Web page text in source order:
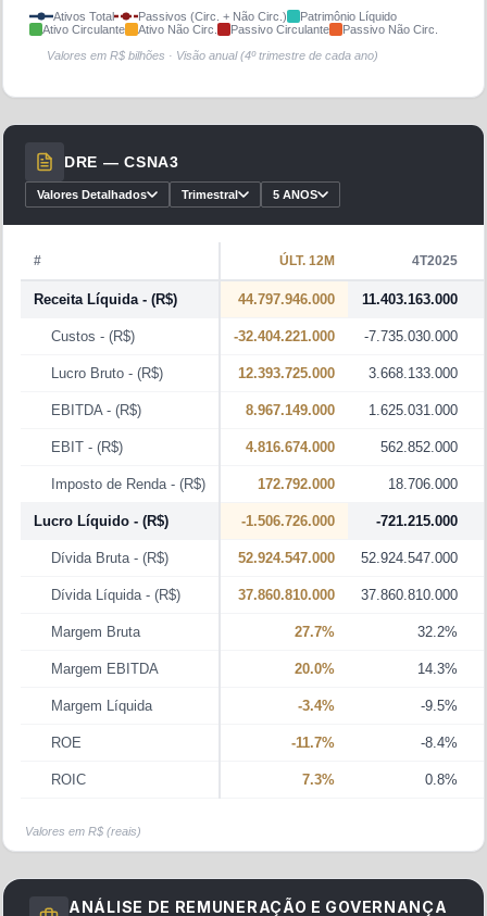
Ativos Total Passivos (Circ. + Não Circ.)
Patrimônio Líquido
Ativo Circulante
Ativo Não Circ. Passivo Circulante
Passivo Não Circ.
Valores em R$ bilhões · Visão anual (4º trimestre de cada ano)
DRE —CSNA3
Valores Detalhados Trimestral 5 ANOS
# ÚLT. 12M 4T2025
Receita Líquida- (R$) 44.797.946.000 11.403.163.000
Custos - (R$) -32.404.221.000 -7.735.030.000
Lucro Bruto - (R$) 12.393.725.000 3.668.133.000
EBITDA- (R$) 8.967.149.000 1.625.031.000
EBIT - (R$) 4.816.674.000 562.852.000
Imposto de Renda- (R$) 172.792.000 18.706.000
Lucro Líquido - (R$) -1.506.726.000 -721.215.000
Dívida Bruta- (R$) 52.924.547.000 52.924.547.000
Dívida Líquida- (R$) 37.860.810.000 37.860.810.000
Margem Bruta 27.7% 32.2%
Margem EBITDA 20.0% 14.3%
Margem Líquida -3.4% -9.5%
ROE -11.7% -8.4%
ROIC 7.3% 0.8%
Valores em R$ (reais)
ANÁLISE DE REMUNERAÇÃO E GOVERNANÇA